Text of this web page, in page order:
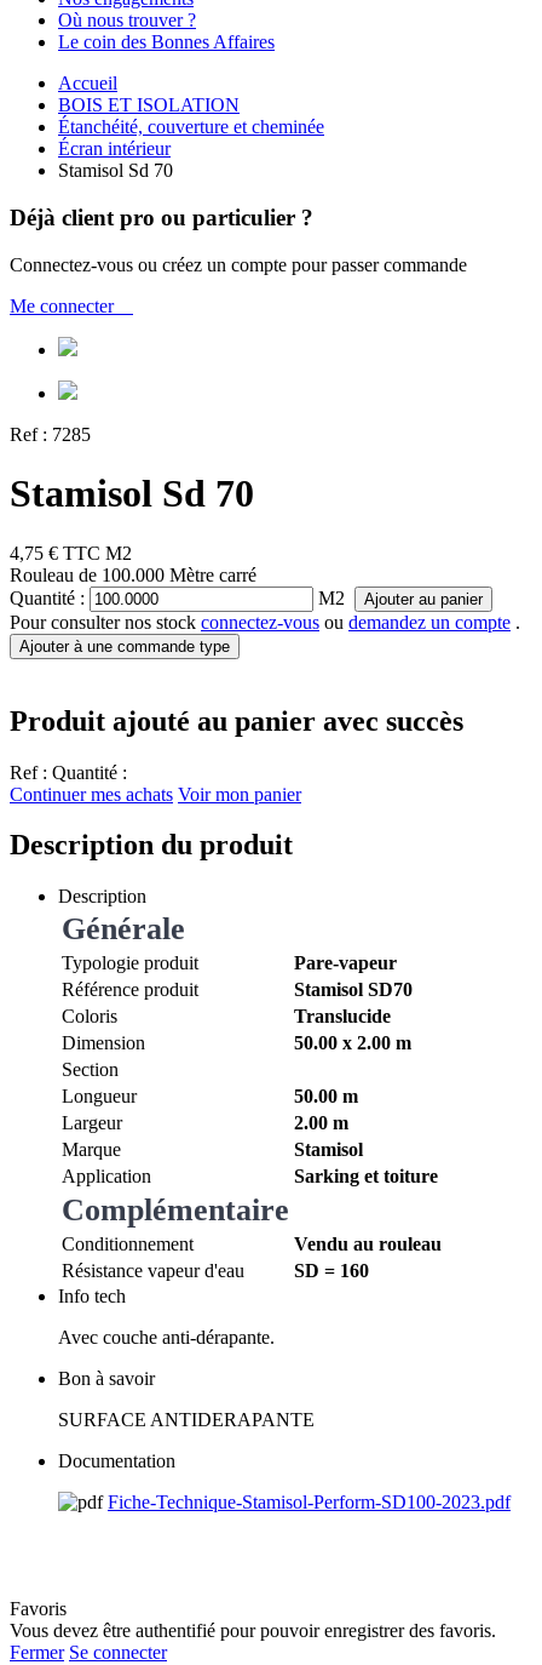
Où nous trouver ?
Le coin des Bonnes Affaires
Accueil
BOIS ET ISOLATION
Étanchéité, couverture et cheminée
Écran intérieur
Stamisol Sd 70
Déjà client pro ou particulier ?
Connectez-vous ou créez un compte pour passer commande
Me connecter
Ref : 7285
Stamisol Sd 70
4,75 € TTC M2
Rouleau de 100.000 Mètre carré
Quantité :
M2 Ajouter au panier
Pour consulter nos stock connectez-vous ou demandez un compte .
Ajouter à une commande type
Produit ajouté au panier avec succès
Ref : Quantité :
Continuer mes achats Voir mon panier
Description du produit
Description
Générale
Typologie produit
Pare-vapeur
Référence produit
Stamisol SD70
Coloris
Translucide
Dimension
50.00 x 2.00 m
Section
Longueur
50.00 m
Largeur
2.00 m
Marque
Stamisol
Application
Sarking et toiture
Complémentaire
Conditionnement
Vendu au rouleau
Résistance vapeur d'eau
SD = 160
Info tech
Avec couche anti-dérapante.
Bon à savoir
SURFACE ANTIDERAPANTE
Documentation
Fiche-Technique-Stamisol-Perform-SD100-2023.pdf
Favoris
Vous devez être authentifié pour pouvoir enregistrer des favoris.
Fermer Se connecter